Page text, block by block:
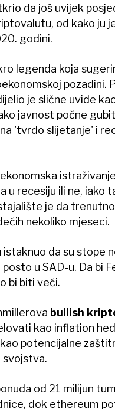
da još uvijek
od kako ju
godini.
legenda koja
pozadini.
je slične uvide
javnost počne
'tvrdo slijetanje' i
u recesiju ili ne, iako
je da
nekoliko mjeseci.
istaknuo da su stope
u SAD-u. Da bi
bi biti veći.
bullish
kao inflation
potencijalne
svojstva.
od 21 milijun
dok ethereum